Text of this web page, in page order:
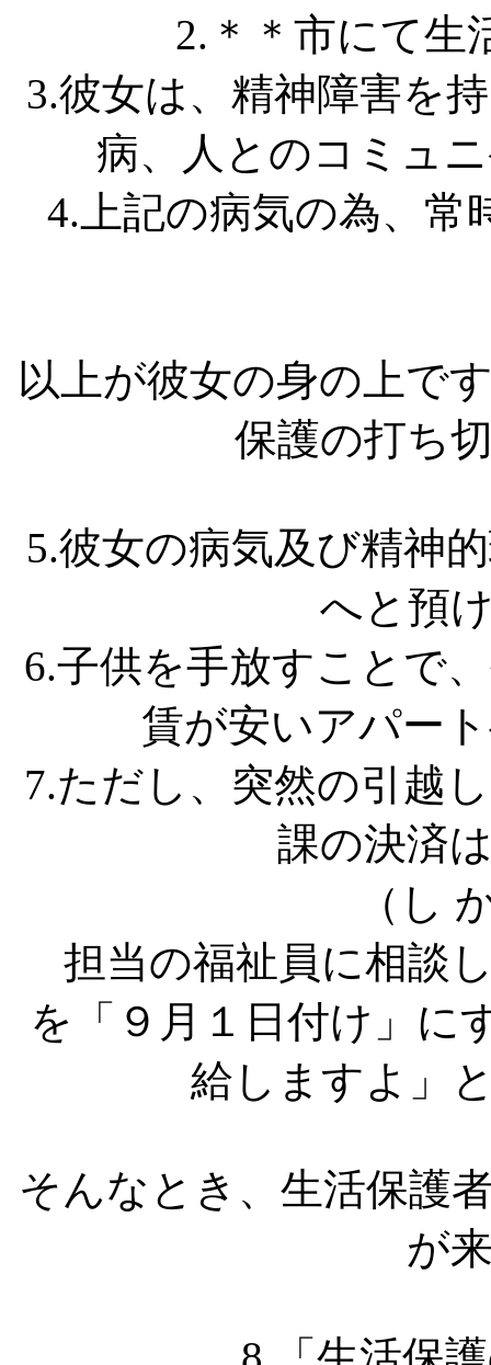
2.＊＊市にて生
3.彼女は、精神障害を
病、人とのコミュ
4.上記の病気の為、常
以上が彼女の身の上で
保護の打ち
5.彼女の病気及び精神
へと預
6.子供を手放すことで
賃が安いアパー
7.ただし、突然の引越
課の決済
（し
担当の福祉員に相談
を「９月１日付け」
給しますよ」
そんなとき、生活保護
が